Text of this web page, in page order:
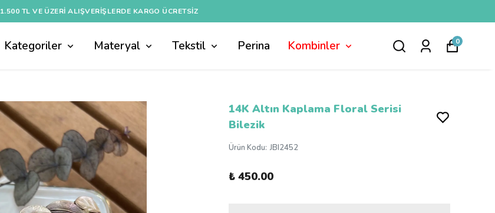
1.500 TL VE ÜZERI ALIŞVERIŞLERDE KARGO ÜCRETSİZ
Kategoriler Materyal Tekstil Perina Kombinler 0
14K Altın Kaplama Floral Serisi
Bilezik
Ürün Kodu: JBI2452
₺ 450.00